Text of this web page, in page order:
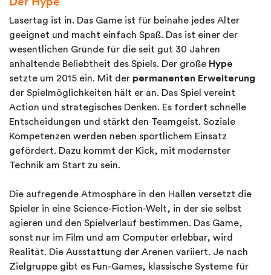
Lasertag ist in. Das Game ist für beinahe jedes Alter
geeignet und macht einfach Spaß. Das ist einer der
wesentlichen Gründe für die seit gut 30 Jahren
anhaltende Beliebtheit des Spiels. Der große Hype
setzte um 2015 ein. Mit der permanenten Erweiterung
der Spielmöglichkeiten hält er an. Das Spiel vereint
Action und strategisches Denken. Es fordert schnelle
Entscheidungen und stärkt den Teamgeist. Soziale
Kompetenzen werden neben sportlichem Einsatz
gefördert. Dazu kommt der Kick, mit modernster
Technik am Start zu sein.
Die aufregende Atmosphäre in den Hallen versetzt die
Spieler in eine Science-Fiction-Welt, in der sie selbst
agieren und den Spielverlauf bestimmen. Das Game,
sonst nur im Film und am Computer erlebbar, wird
Realität. Die Ausstattung der Arenen variiert. Je nach
Zielgruppe gibt es Fun-Games, klassische Systeme für